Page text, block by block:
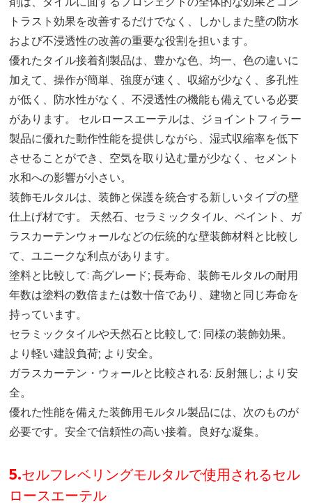
トラスト効果を改善するだけでなく、しかしまた壁の防水
および不浸透性の改善の重要な役割を担います。
優れたタイル接着剤製品は、豊かな色、均一、色の違いに
加えて、操作が簡単、強度が速く、収縮が少なく、多孔性
が低く、防水性がなく、不浸透性の機能も備えている必要
があります。 セルロースエーテルは、ジョイントフィラー
製品に優れた動作性能を提供しながら、湿式収縮率を低下
させることができ、空気を取り込む量が少なく、セメント
水和への影響が小さい。
装飾モルタルは、装飾と保護を統合する新しいタイプの壁
仕上げ材です。 天然石、セラミックタイル、ペイント、ガ
ラスカーテンウォールなどの伝統的な壁装飾材料と比較し
て、ユニークな利点があります。
塗料と比較して: 高グレード; 長寿命、装飾モルタルの耐用
年数は塗料の数倍または数十倍であり、建物と同じ寿命を
持っています。
セラミックタイルや天然石と比較して: 同様の装飾効果。
より軽い建設負荷; より安全。
ガラスカーテン・ウォールと比較される: 反射無し; より安
全。
優れた性能を備えた装飾用モルタル製品には、次のものが
必要です。安全で信頼性の高い接着。良好な凝集。
5.セルフレベリングモルタルで使用されるセル
ロースエーテル